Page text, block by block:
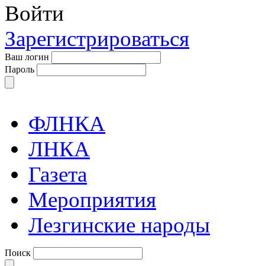
Войти
Зарегистрироваться
Ваш логин
Пароль
ФЛНКА
ЛНКА
Газета
Мероприятия
Лезгинские народы
Поиск